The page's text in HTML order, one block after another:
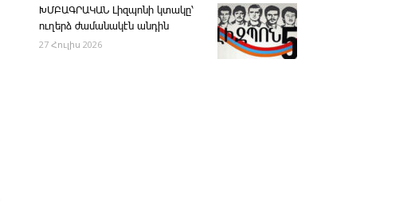
ԽՄԲԱԳՐԱԿԱՆ ­Լիզպոնի կտակը՝
ուղերձ ժամանակէն անդին
27 Հուլիս 2026